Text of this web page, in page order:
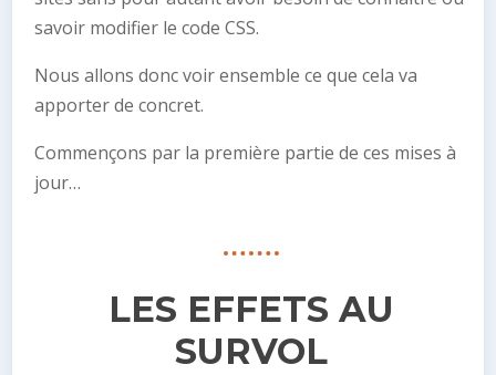
savoir modifier le code CSS.
Nous allons donc voir ensemble ce que cela va
apporter de concret.
Commençons par la première partie de ces mises à
jour…
LES EFFETS AU
SURVOL